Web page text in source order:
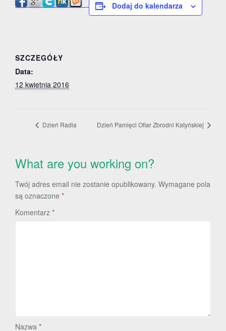
Dodaj do kalendarza
SZCZEGÓŁY
Data:
12 kwietnia 2016
Dzień Radia Dzień Pamięci Ofiar Zbrodni Katyńskiej
What are you working on?
Twój adres email nie zostanie opublikowany. Wymagane pola
są oznaczone *
Komentarz *
Nazwa *